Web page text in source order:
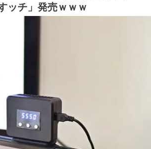
ッチ」発売ｗｗｗ